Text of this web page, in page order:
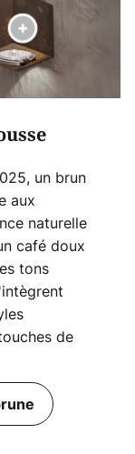
un brun
aux
naturelle
café doux
tons
de